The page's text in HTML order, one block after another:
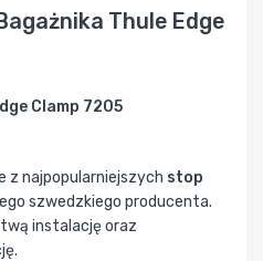
Thule Edge
Clamp 7205
z najpopularniejszych stop
szwedzkiego producenta.
instalację oraz